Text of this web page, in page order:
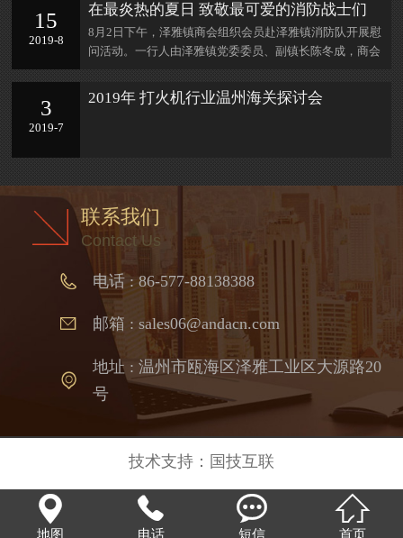
15
2019-8
在最炎热的夏日 致敬最可爱的消防战士们
8月2日下午，泽雅镇商会组织会员赴泽雅镇消防队开展慰
问活动。一行人由泽雅镇党委委员、副镇长陈冬成，商会
3
2019-7
2019年 打火机行业温州海关探讨会
联系我们
Contact Us
电话 : 86-577-88138388
邮箱 : sales06@andacn.com
地址 : 温州市瓯海区泽雅工业区大源路20
号
技术支持： 国技互联

地图

电话

短信

首页